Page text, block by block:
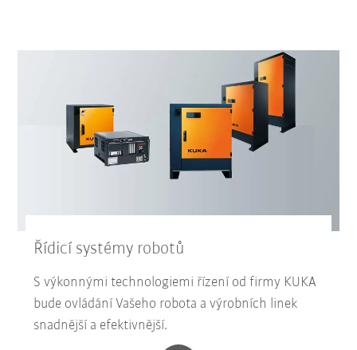
Řídicí systémy robotů
S výkonnými technologiemi řízení od firmy KUKA
bude ovládání Vašeho robota a výrobních linek
snadnější a efektivnější.